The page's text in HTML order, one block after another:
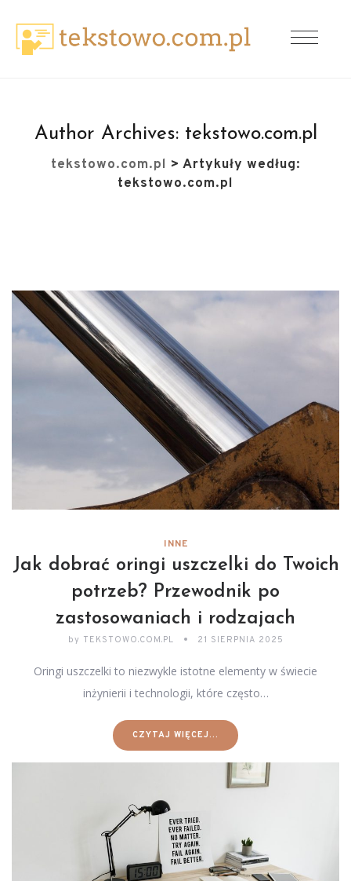
Author Archives: tekstowo.com.pl
tekstowo.com.pl > Artykuły według:
tekstowo.com.pl
INNE
Jak dobrać oringi uszczelki do Twoich
potrzeb? Przewodnik po
zastosowaniach i rodzajach
by TEKSTOWO.COM.PL 21 SIERPNIA 2025
Oringi uszczelki to niezwykle istotne elementy w świecie
inżynierii i technologii, które często…
CZYTAJ WIĘCEJ...